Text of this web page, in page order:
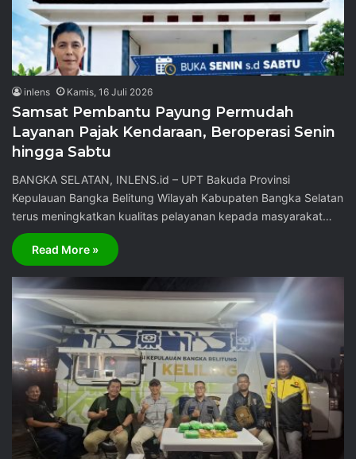
inlens Kamis, 16 Juli 2026
Samsat Pembantu Payung Permudah
Layanan Pajak Kendaraan, Beroperasi Senin
hingga Sabtu
BANGKA SELATAN, INLENS.id – UPT Bakuda Provinsi
Kepulauan Bangka Belitung Wilayah Kabupaten Bangka Selatan
terus meningkatkan kualitas pelayanan kepada masyarakat…
Read More »